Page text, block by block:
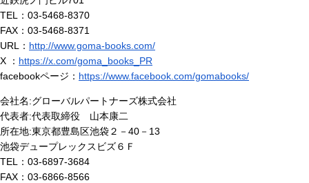
TEL：03-5468-8370
FAX：03-5468-8371
URL： http://www.goma-books.com/
X ： https://x.com/goma_books_PR
facebookページ： https://www.facebook.com/gomabooks/
会社名:グローバルパートナーズ株式会社
代表者:代表取締役 山本康二
所在地:東京都豊島区池袋２－40－13
池袋デュープレックスビズ６Ｆ
TEL：03-6897-3684
FAX：03-6866-8566